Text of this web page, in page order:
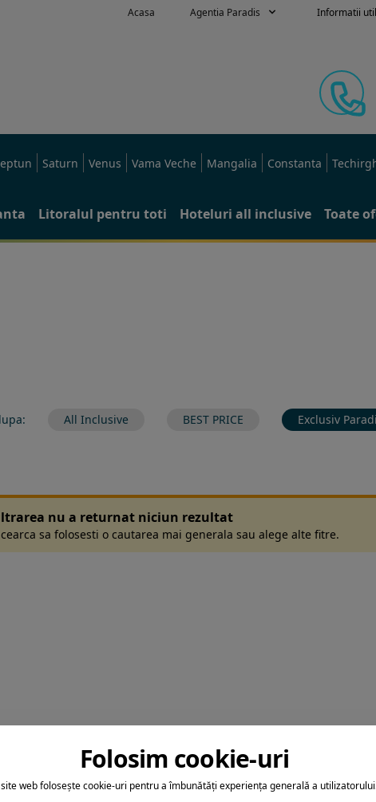
Acasa Agentia Paradis Informatii
Saturn Venus Vama Veche Mangalia Constanta
Litoralul pentru toti Hoteluri all inclusive Toate
All Inclusive BEST PRICE Exclusiv
nu a returnat niciun rezultat
sa folosesti o cautarea mai generala sau alege alte fitre.
Folosim cookie-uri
web folosește cookie-uri pentru a îmbunătăți experiența generală a